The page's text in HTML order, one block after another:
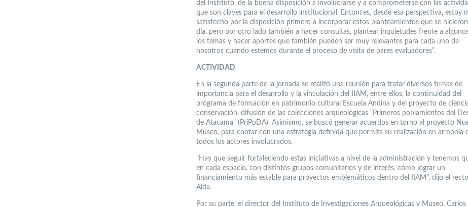
del Instituto, de la buena disposición a involucrarse y a comprometerse con las
que son claves para el desarrollo institucional. Entonces, desde esa perspectiva, estoy
satisfecho por la disposición primero a incorporar estos planteamientos que se
día, pero por otro lado también a hacer consultas, plantear inquietudes frente a
los temas y hacer aportes que también pueden ser muy relevantes para cada uno de
nosotros cuando estemos durante el proceso de visita de pares evaluadores”.
ACTIVIDAD
En la segunda parte de la jornada se realizó una reunión para tratar diversos temas de
importancia para el desarrollo y la vinculación del IIAM, entre ellos, la continuidad del
programa de formación en patrimonio cultural Escuela Andina y del proyecto de
conservación, difusión de las colecciones arqueológicas “Primeros poblamientos del
de Atacama” (PriPoDA). Asimismo, se buscó generar acuerdos en torno al proyecto
Museo, para contar con una estrategia definida que permita su realización en armonía
todos los actores involucrados.
“Hay que seguir fortaleciendo estas iniciativas a nivel de la administración y tenemos
en cada espacio, con distintos grupos comunitarios y de interés, cómo lograr un
financiamiento más estable para proyectos emblemáticos dentro del IIAM”, dijo el
Alda.
Por su parte, el director del Instituto de Investigaciones Arqueológicas y Museo, Carlos